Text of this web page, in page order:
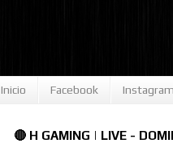
Inicio Facebook Instagram
🔴 H GAMING | LIVE -